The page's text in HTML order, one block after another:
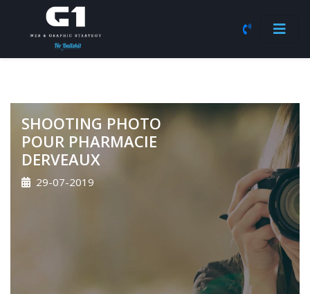
SHOOTING PHOTO
POUR PHARMACIE
DERVEAUX
29-07-2019